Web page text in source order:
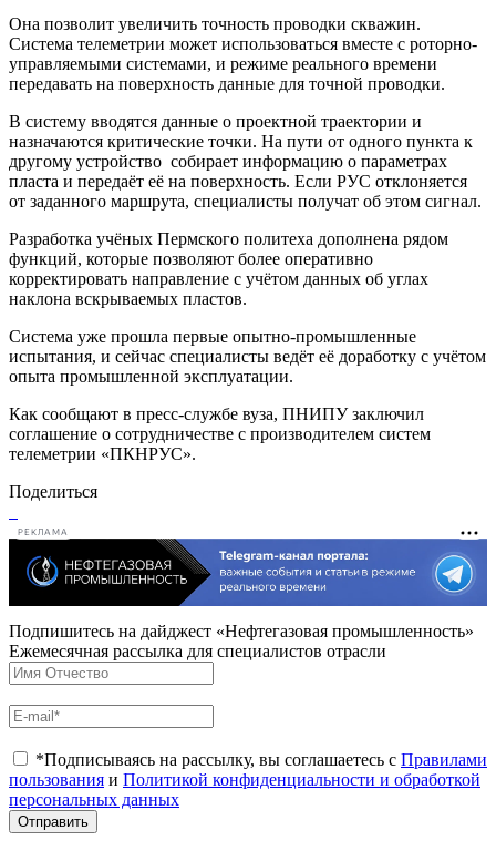
Она позволит увеличить точность проводки скважин.
Система телеметрии может использоваться вместе с роторно-
управляемыми системами, и режиме реального времени
передавать на поверхность данные для точной проводки.
В систему вводятся данные о проектной траектории и
назначаются критические точки. На пути от одного пункта к
другому устройство собирает информацию о параметрах
пласта и передаёт её на поверхность. Если РУС отклоняется
от заданного маршрута, специалисты получат об этом сигнал.
Разработка учёных Пермского политеха дополнена рядом
функций, которые позволяют более оперативно
корректировать направление с учётом данных об углах
наклона вскрываемых пластов.
Система уже прошла первые опытно-промышленные
испытания, и сейчас специалисты ведёт её доработку с учётом
опыта промышленной эксплуатации.
Как сообщают в пресс-службе вуза, ПНИПУ заключил
соглашение о сотрудничестве с производителем систем
телеметрии «ПКНРУС».
Поделиться
РЕКЛАМА
Подпишитесь на дайджест «Нефтегазовая промышленность»
Ежемесячная рассылка для специалистов отрасли
*Подписываясь на рассылку, вы соглашаетесь с Правилами
пользования и Политикой конфиденциальности и обработкой
персональных данных
Отправить